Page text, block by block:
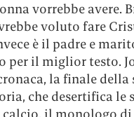
vorrebbe
voluto fare
è il padre e
per il miglior testo.
la finale
che desertifica le